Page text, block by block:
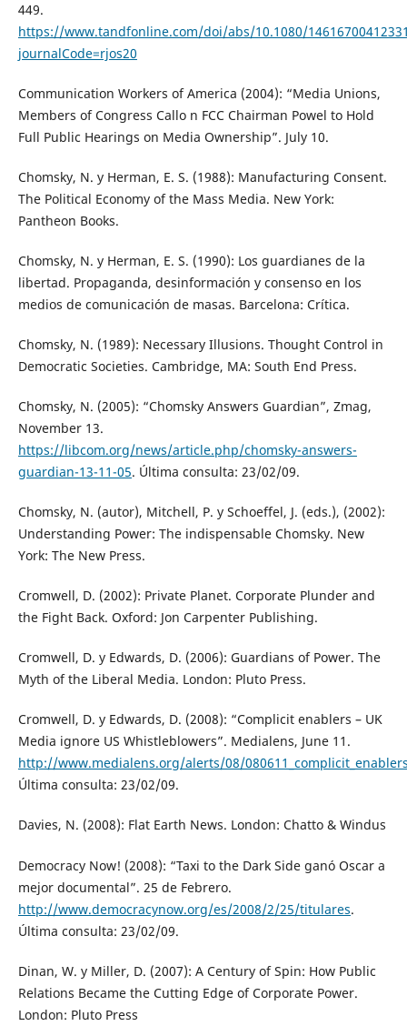
449.
https://www.tandfonline.com/doi/abs/10.1080/
journalCode=rjos20
Communication Workers of America (2004): “Media Unions,
Members of Congress Callo n FCC Chairman Powel to Hold
Full Public Hearings on Media Ownership”. July 10.
Chomsky, N. y Herman, E. S. (1988): Manufacturing Consent.
The Political Economy of the Mass Media. New York:
Pantheon Books.
Chomsky, N. y Herman, E. S. (1990): Los guardianes de la
libertad. Propaganda, desinformación y consenso en los
medios de comunicación de masas. Barcelona: Crítica.
Chomsky, N. (1989): Necessary Illusions. Thought Control in
Democratic Societies. Cambridge, MA: South End Press.
Chomsky, N. (2005): “Chomsky Answers Guardian”, Zmag,
November 13.
https://libcom.org/news/article.php/chomsky-answers-
guardian-13-11-05. Última consulta: 23/02/09.
Chomsky, N. (autor), Mitchell, P. y Schoeffel, J. (eds.), (2002):
Understanding Power: The indispensable Chomsky. New
York: The New Press.
Cromwell, D. (2002): Private Planet. Corporate Plunder and
the Fight Back. Oxford: Jon Carpenter Publishing.
Cromwell, D. y Edwards, D. (2006): Guardians of Power. The
Myth of the Liberal Media. London: Pluto Press.
Cromwell, D. y Edwards, D. (2008): “Complicit enablers – UK
Media ignore US Whistleblowers”. Medialens, June 11.
http://www.medialens.org/alerts/08/
Última consulta: 23/02/09.
Davies, N. (2008): Flat Earth News. London: Chatto & Windus
Democracy Now! (2008): “Taxi to the Dark Side ganó Oscar a
mejor documental”. 25 de Febrero.
http://www.democracynow.org/es/2008/2/25/titulares.
Última consulta: 23/02/09.
Dinan, W. y Miller, D. (2007): A Century of Spin: How Public
Relations Became the Cutting Edge of Corporate Power.
London: Pluto Press